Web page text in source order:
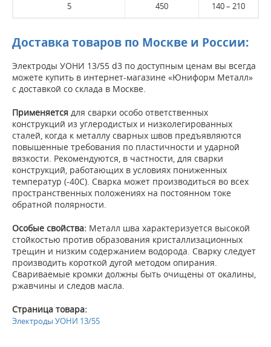
5 450 140 – 210
Доставка товаров по Москве и России:
Электроды УОНИ 13/55 d3 по доступным ценам вы всегда
можете купить в интернет-магазине «Юниформ Металл»
с доставкой со склада в Москве.
Применяется для сварки особо ответственных
конструкций из углеродистых и низколегированных
сталей, когда к металлу сварных швов предъявляются
повышенные требования по пластичности и ударной
вязкости. Рекомендуются, в частности, для сварки
конструкций, работающих в условиях пониженных
температур (-40С). Сварка может производиться во всех
пространственных положениях на постоянном токе
обратной полярности.
Особые свойства: Металл шва характеризуется высокой
стойкостью против образования кристаллизационных
трещин и низким содержанием водорода. Сварку следует
производить короткой дугой методом опирания.
Свариваемые кромки должны быть очищены от окалины,
ржавчины и следов масла.
Страница товара:
Электроды УОНИ 13/55